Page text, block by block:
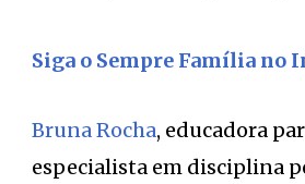
Siga o Sempre Família no
Bruna Rocha, educadora
especialista em disciplina